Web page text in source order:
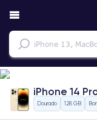
iPhone 14
Dourado 128 GB